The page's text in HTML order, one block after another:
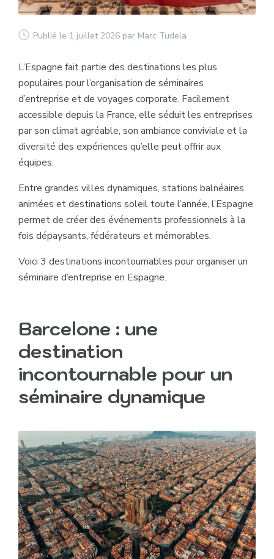
Publié le 1 juillet 2026 par Marc Tudela
L’Espagne fait partie des destinations les plus
populaires pour l’organisation de séminaires
d’entreprise et de voyages corporate. Facilement
accessible depuis la France, elle séduit les entreprises
par son climat agréable, son ambiance conviviale et la
diversité des expériences qu’elle peut offrir aux
équipes.
Entre grandes villes dynamiques, stations balnéaires
animées et destinations soleil toute l’année, l’Espagne
permet de créer des événements professionnels à la
fois dépaysants, fédérateurs et mémorables.
Voici 3 destinations incontournables pour organiser un
séminaire d’entreprise en Espagne.
Barcelone : une
destination
incontournable pour un
séminaire dynamique